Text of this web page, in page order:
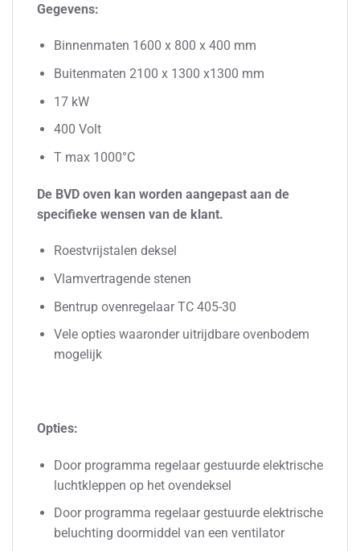
Gegevens:
Binnenmaten 1600 x 800 x 400 mm
Buitenmaten 2100 x 1300 x1300 mm
17 kW
400 Volt
T max 1000°C
De BVD oven kan worden aangepast aan de
specifieke wensen van de klant.
Roestvrijstalen deksel
Vlamvertragende stenen
Bentrup ovenregelaar TC 405-30
Vele opties waaronder uitrijdbare ovenbodem
mogelijk
Opties:
Door programma regelaar gestuurde elektrische
luchtkleppen op het ovendeksel
Door programma regelaar gestuurde elektrische
beluchting doormiddel van een ventilator